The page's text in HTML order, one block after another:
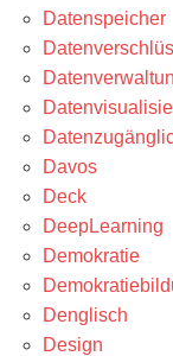
Datenspeicher
Davos
Deck
DeepLearning
Demokratie
Denglisch
Design